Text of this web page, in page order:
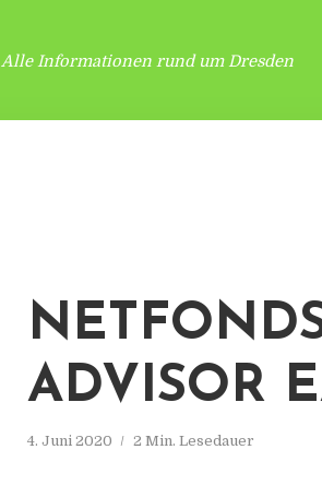
Alle Informationen rund um Dresden
ADVISOR
4. Juni 2020 2 Min. Lesedauer